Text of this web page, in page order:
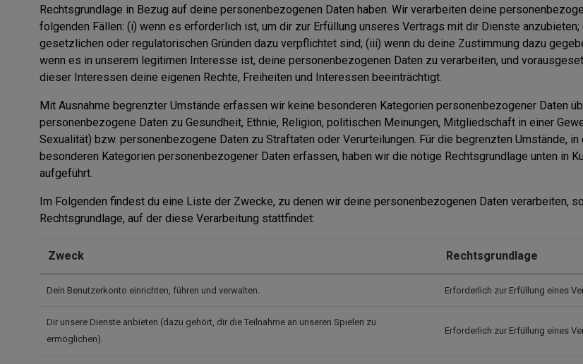
Rechtsgrundlage in Bezug auf deine personenbezogenen Daten haben. Wir verarbeiten deine
folgenden Fällen: (i) wenn es erforderlich ist, um dir zur Erfüllung unseres Vertrags mit dir Dienste anzubieten;
gesetzlichen oder regulatorischen Gründen dazu verpflichtet sind; (iii) wenn du deine Zustimmung dazu
wenn es in unserem legitimen Interesse ist, deine personenbezogenen Daten zu verarbeiten, und
dieser Interessen deine eigenen Rechte, Freiheiten und Interessen beeinträchtigt.
Mit Ausnahme begrenzter Umstände erfassen wir keine besonderen Kategorien personenbezogener Daten
personenbezogene Daten zu Gesundheit, Ethnie, Religion, politischen Meinungen, Mitgliedschaft in einer
Sexualität) bzw. personenbezogene Daten zu Straftaten oder Verurteilungen. Für die begrenzten Umstände,
besonderen Kategorien personenbezogener Daten erfassen, haben wir die nötige Rechtsgrundlage unten in
aufgeführt.
Im Folgenden findest du eine Liste der Zwecke, zu denen wir deine personenbezogenen Daten verarbeiten,
Rechtsgrundlage, auf der diese Verarbeitung stattfindet:
Zweck Rechtsgrundlage
Dein Benutzerkonto einrichten, führen und verwalten. Erforderlich zur Erfüllung eines
Dir unsere Dienste anbieten (dazu gehört, dir die Teilnahme an unseren Spielen zu
ermöglichen).
Erforderlich zur Erfüllung eines